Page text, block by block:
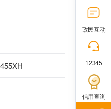
政民互动
12345
信用查询